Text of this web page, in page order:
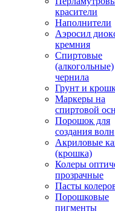
красители
Наполнители
Аэросил
кремния
Спиртовые
(алкогольные)
чернила
Грунт и
Маркеры на
спиртовой
Порошок для
создания волн
Акриловые
(крошка)
Колеры
прозрачные
Пасты
Порошковые
пигменты